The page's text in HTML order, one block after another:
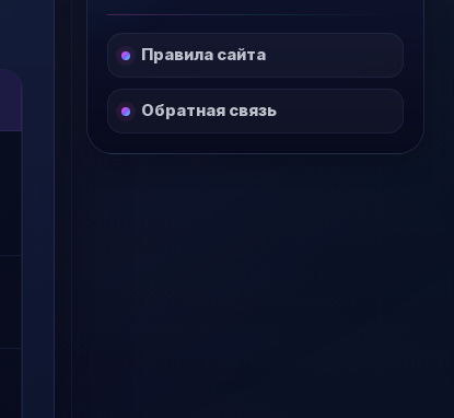
Правила сайта
Обратная связь